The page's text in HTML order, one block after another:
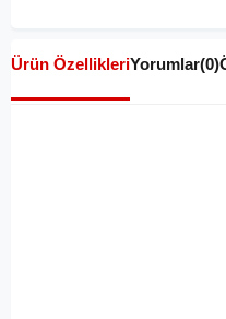
Ürün ÖzellikleriYorumlar(0)